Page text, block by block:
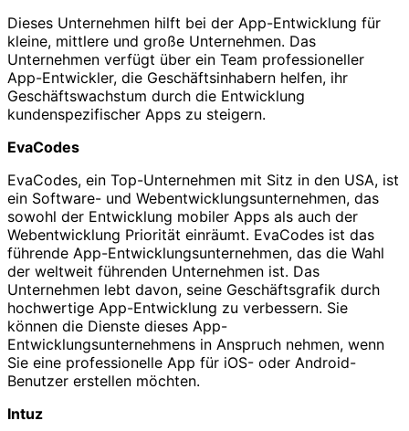
Dieses Unternehmen hilft bei der App-Entwicklung für
kleine, mittlere und große Unternehmen. Das
Unternehmen verfügt über ein Team professioneller
App-Entwickler, die Geschäftsinhabern helfen, ihr
Geschäftswachstum durch die Entwicklung
kundenspezifischer Apps zu steigern.
EvaCodes
EvaCodes, ein Top-Unternehmen mit Sitz in den USA, ist
ein Software- und Webentwicklungsunternehmen, das
sowohl der Entwicklung mobiler Apps als auch der
Webentwicklung Priorität einräumt. EvaCodes ist das
führende App-Entwicklungsunternehmen, das die Wahl
der weltweit führenden Unternehmen ist. Das
Unternehmen lebt davon, seine Geschäftsgrafik durch
hochwertige App-Entwicklung zu verbessern. Sie
können die Dienste dieses App-
Entwicklungsunternehmens in Anspruch nehmen, wenn
Sie eine professionelle App für iOS- oder Android-
Benutzer erstellen möchten.
Intuz